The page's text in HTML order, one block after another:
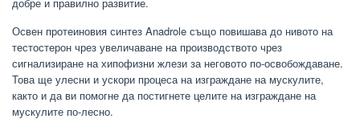
добре и правилно развитие.
Освен протеиновия синтез Anadrole също повишава до нивото на
тестостерон чрез увеличаване на производството чрез
сигнализиране на хипофизни жлези за неговото по-освобождаване.
Това ще улесни и ускори процеса на изграждане на мускулите,
както и да ви помогне да постигнете целите на изграждане на
мускулите по-лесно.